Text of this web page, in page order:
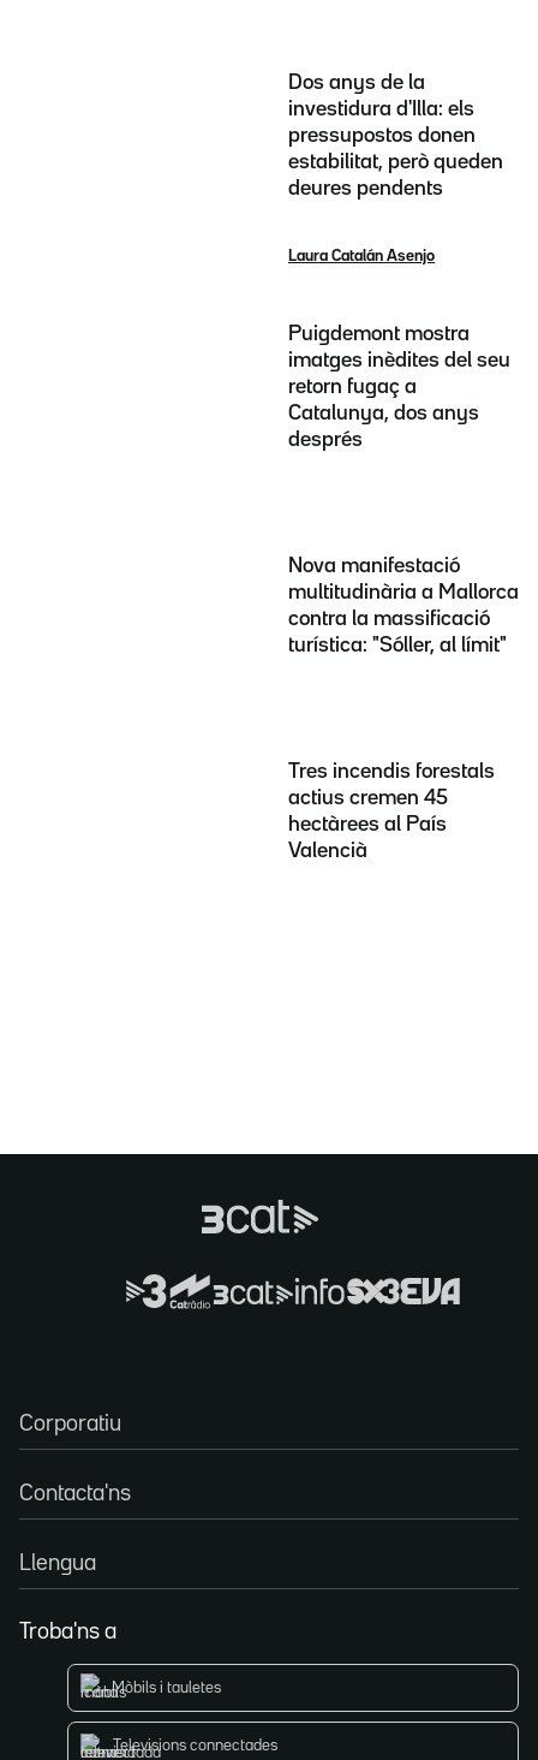
Dos anys de la
investidura d'Illa: els
pressupostos donen
estabilitat, però queden
deures pendents
Laura Catalán Asenjo
Puigdemont mostra
imatges inèdites del seu
retorn fugaç a
Catalunya, dos anys
després
Nova manifestació
multitudinària a Mallorca
contra la massificació
turística: "Sóller, al límit"
Tres incendis forestals
actius cremen 45
hectàrees al País
Valencià
Corporatiu
Contacta'ns
Llengua
Troba'ns a
Mòbils i tauletes
Televisions connectades